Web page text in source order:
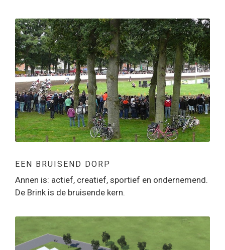
EEN BRUISEND DORP
Annen is: actief, creatief, sportief en ondernemend.
De Brink is de bruisende kern.